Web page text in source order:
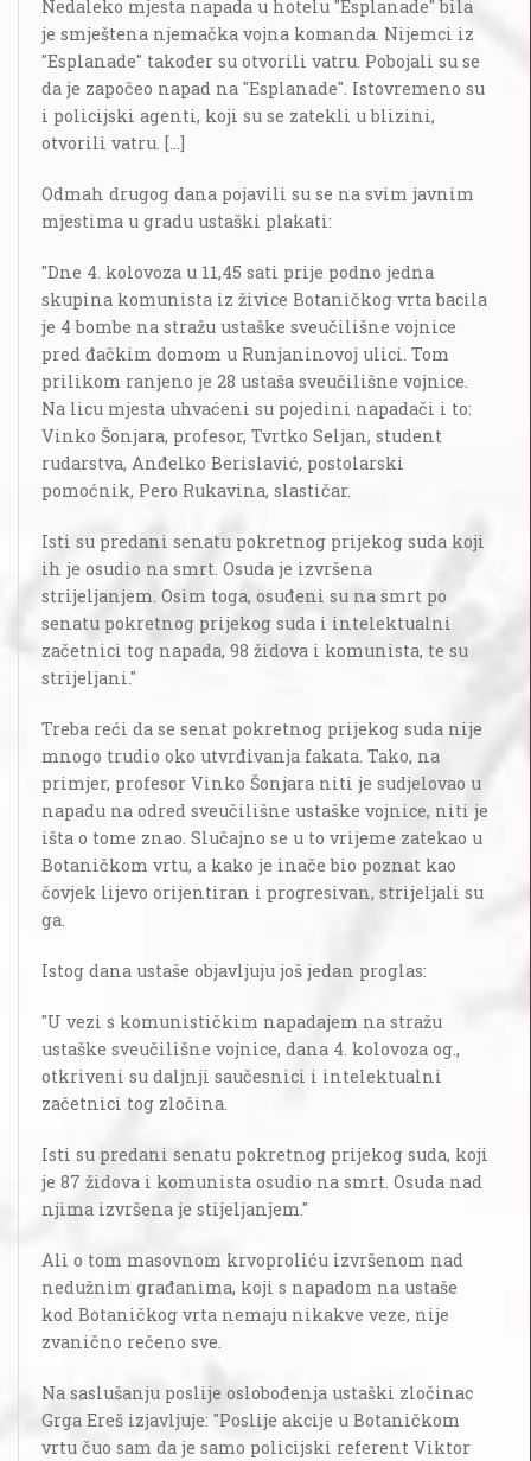
Nedaleko mjesta napada u hotelu "Esplanade" bila
je smještena njemačka vojna komanda. Nijemci iz
"Esplanade" također su otvorili vatru. Pobojali su se
da je započeo napad na "Esplanade". Istovremeno su
i policijski agenti, koji su se zatekli u blizini,
otvorili vatru. [...]
Odmah drugog dana pojavili su se na svim javnim
mjestima u gradu ustaški plakati:
"Dne 4. kolovoza u 11,45 sati prije podno jedna
skupina komunista iz živice Botaničkog vrta bacila
je 4 bombe na stražu ustaške sveučilišne vojnice
pred đačkim domom u Runjaninovoj ulici. Tom
prilikom ranjeno je 28 ustaša sveučilišne vojnice.
Na licu mjesta uhvaćeni su pojedini napadači i to:
Vinko Šonjara, profesor, Tvrtko Seljan, student
rudarstva, Anđelko Berislavić, postolarski
pomoćnik, Pero Rukavina, slastičar.
Isti su predani senatu pokretnog prijekog suda koji
ih je osudio na smrt. Osuda je izvršena
strijeljanjem. Osim toga, osuđeni su na smrt po
senatu pokretnog prijekog suda i intelektualni
začetnici tog napada, 98 židova i komunista, te su
strijeljani."
Treba reći da se senat pokretnog prijekog suda nije
mnogo trudio oko utvrđivanja fakata. Tako, na
primjer, profesor Vinko Šonjara niti je sudjelovao u
napadu na odred sveučilišne ustaške vojnice, niti je
išta o tome znao. Slučajno se u to vrijeme zatekao u
Botaničkom vrtu, a kako je inače bio poznat kao
čovjek lijevo orijentiran i progresivan, strijeljali su
ga.
Istog dana ustaše objavljuju još jedan proglas:
"U vezi s komunističkim napadajem na stražu
ustaške sveučilišne vojnice, dana 4. kolovoza og.,
otkriveni su daljnji saučesnici i intelektualni
začetnici tog zločina.
Isti su predani senatu pokretnog prijekog suda, koji
je 87 židova i komunista osudio na smrt. Osuda nad
njima izvršena je stijeljanjem."
Ali o tom masovnom krvoproliću izvršenom nad
nedužnim građanima, koji s napadom na ustaše
kod Botaničkog vrta nemaju nikakve veze, nije
zvanično rečeno sve.
Na saslušanju poslije oslobođenja ustaški zločinac
Grga Ereš izjavljuje: "Poslije akcije u Botaničkom
vrtu čuo sam da je samo policijski referent Viktor